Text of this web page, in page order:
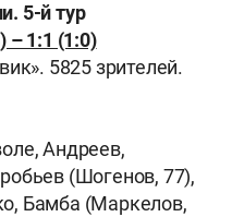
5-й тур
– 1:1 (1:0)
5825 зрителей.
Андреев,
(Шогенов, 77),
Бамба (Маркелов,